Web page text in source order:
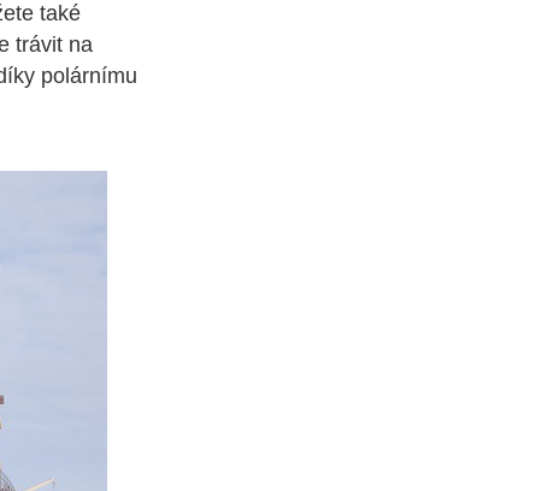
také
trávit na
polárnímu